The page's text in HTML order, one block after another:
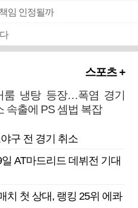
임 인정될까
스포츠 +
룸 냉탕 등장…폭염 경기
속출에 PS 셈법 복잡
구 전 경기 취소
AT마드리드 데뷔전 기대
치 첫 상대, 랭킹 25위 에콰